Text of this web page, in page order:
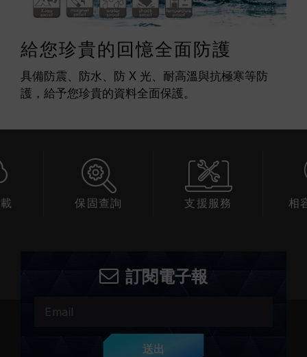
給您珍貴的回憶全面防護
具備防震、防水、防 X 光、耐高溫與抗極寒等防
護，給予您珍貴的資料全面保護。
保固查詢 支援服務 相
訂閱電子報
送出